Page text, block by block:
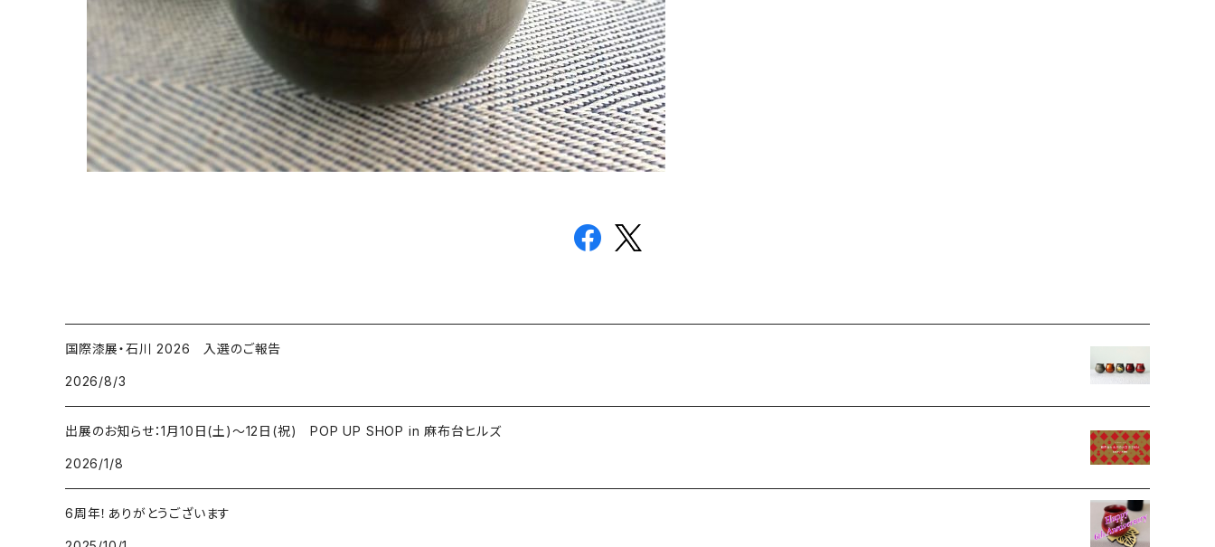
国際漆展・石川 2026 入選のご報告
2026/8/3
出展のお知らせ：1月10日(土)～12日(祝) POP UP SHOP in 麻布台ヒルズ
2026/1/8
6周年！ありがとうございます